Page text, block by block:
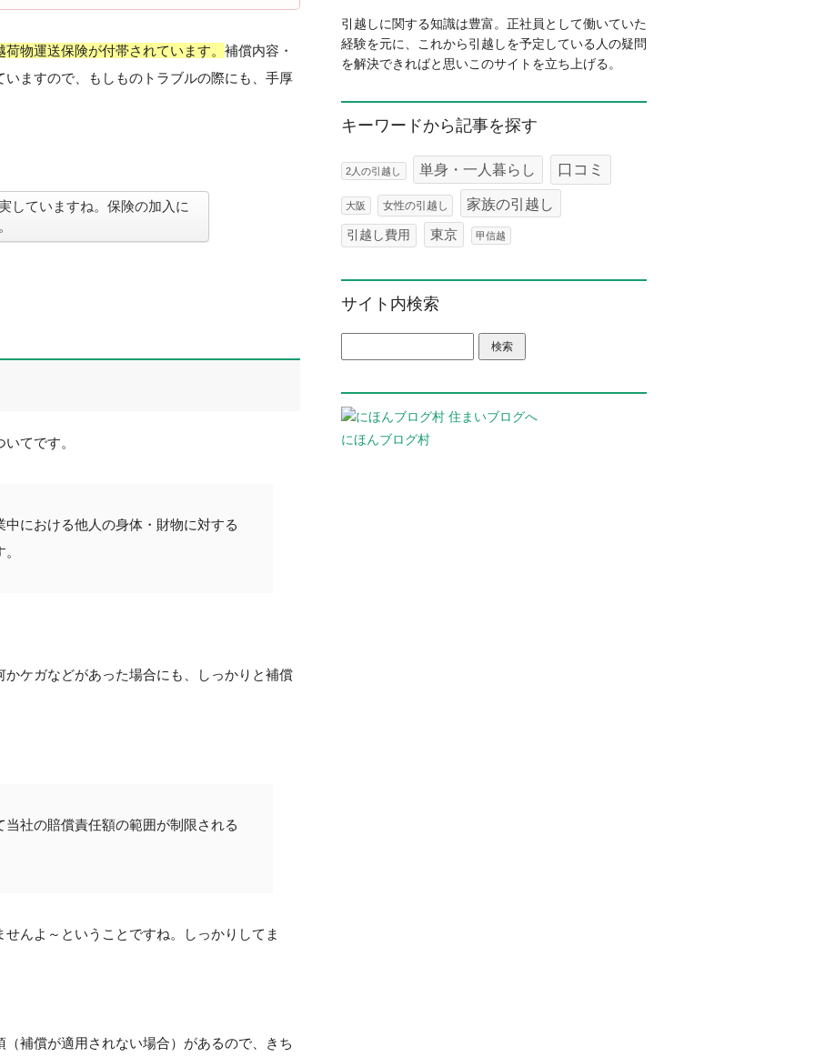
物運送保険が付帯されています。 補償内容・
ますので、もしものトラブルの際にも、手厚
していますね。保険の加入に
てです。
における他人の身体・財物に対する
ケガなどがあった場合にも、しっかりと補償
社の賠償責任額の範囲が制限される
んよ～ということですね。しっかりしてま
補償が適用されない場合）があるので、きち
引越しに関する知識は豊富。正社員として働いていた
経験を元に、これから引越しを予定している人の疑問
を解決できればと思いこのサイトを立ち上げる。
キーワードから記事を探す
2人の引越し 単身・一人暮らし 口コミ
大阪 女性の引越し 家族の引越し
引越し費用 東京 甲信越
サイト内検索
にほんブログ村